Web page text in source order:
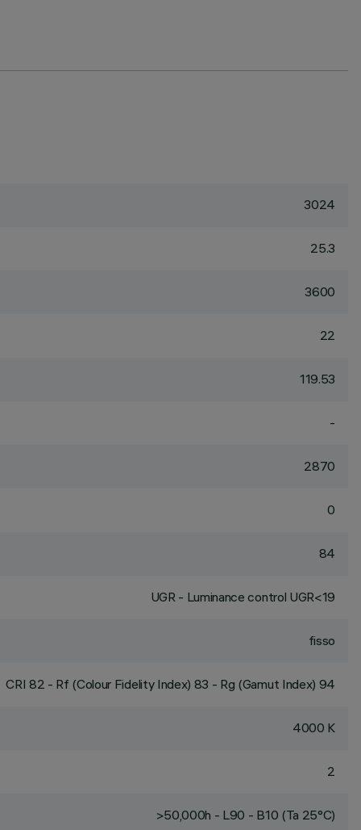
3024
25.3
3600
22
119.53
-
2870
0
84
UGR - Luminance control UGR<19
fisso
CRI 82 - Rf (Colour Fidelity Index) 83 - Rg (Gamut Index) 94
4000 K
2
>50,000h - L90 - B10 (Ta 25°C)